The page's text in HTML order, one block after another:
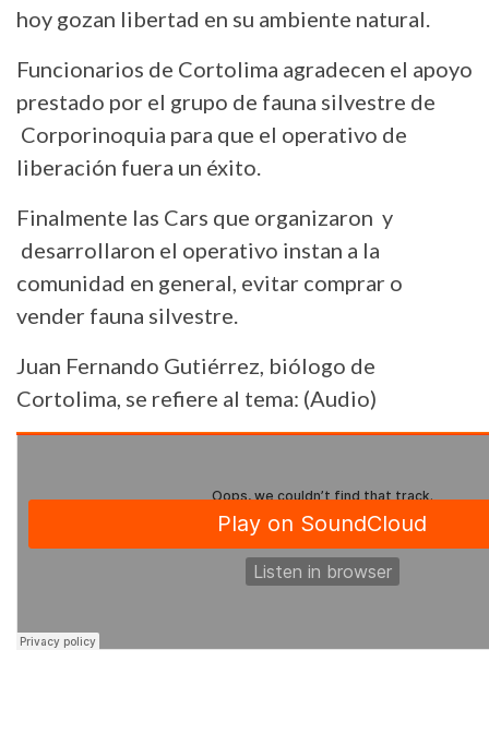
hoy gozan libertad en su ambiente natural.
Funcionarios de Cortolima agradecen el apoyo
prestado por el grupo de fauna silvestre de
Corporinoquia para que el operativo de
liberación fuera un éxito.
Finalmente las Cars que organizaron y
desarrollaron el operativo instan a la
comunidad en general, evitar comprar o
vender fauna silvestre.
Juan Fernando Gutiérrez, biólogo de
Cortolima, se refiere al tema: (Audio)